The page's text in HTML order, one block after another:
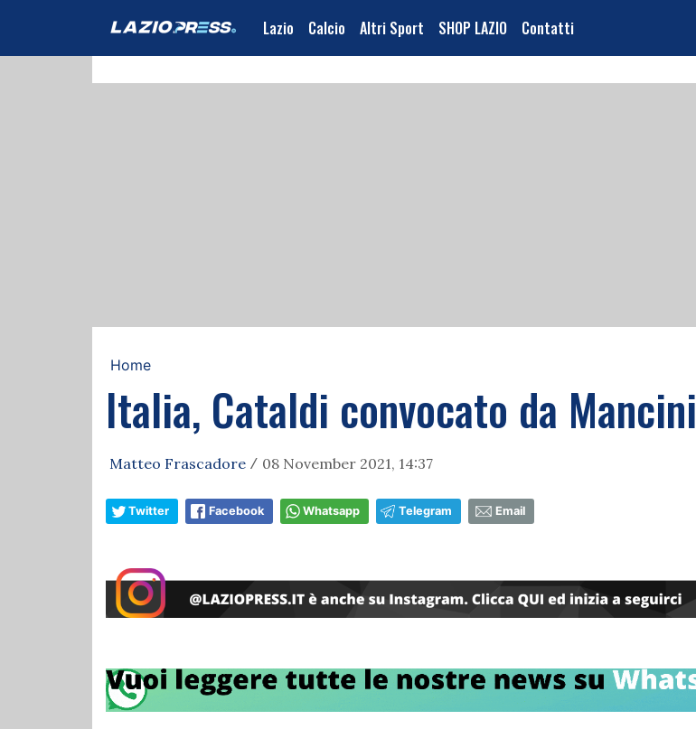
Lazio Calcio Altri Sport SHOP LAZIO Contatti
Home
Italia, Cataldi convocato da Mancini
Matteo Frascadore / 08 November 2021, 14:37
Twitter Facebook Whatsapp Telegram Email